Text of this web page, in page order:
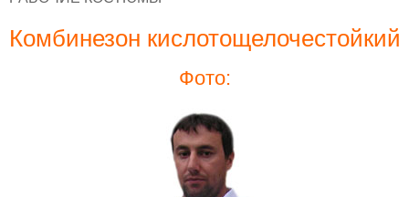
Комбинезон кислотощелочестойкий
Фото: